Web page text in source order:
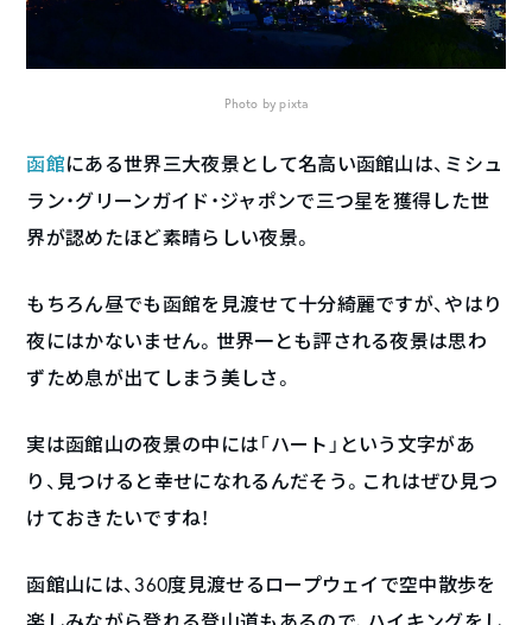
Photo by pixta
函館にある世界三大夜景として名高い函館山は、ミシュ
ラン・グリーンガイド・ジャポンで三つ星を獲得した世
界が認めたほど素晴らしい夜景。
もちろん昼でも函館を見渡せて十分綺麗ですが、やはり
夜にはかないません。世界一とも評される夜景は思わ
ずため息が出てしまう美しさ。
実は函館山の夜景の中には「ハート」という文字があ
り、見つけると幸せになれるんだそう。これはぜひ見つ
けておきたいですね！
函館山には、360度見渡せるロープウェイで空中散歩を